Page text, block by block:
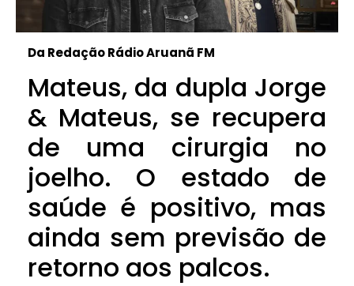
Da Redação Rádio Aruanã FM
Mateus, da dupla Jorge
& Mateus, se recupera
de uma cirurgia no
joelho. O estado de
saúde é positivo, mas
ainda sem previsão de
retorno aos palcos.